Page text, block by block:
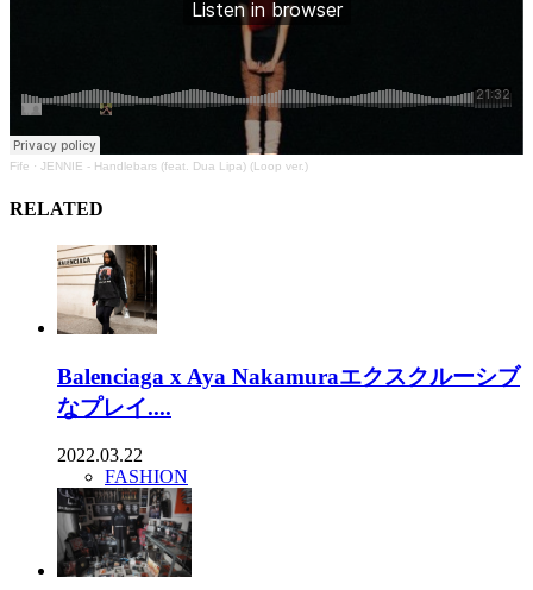
Fife · JENNIE - Handlebars (feat. Dua Lipa) (Loop ver.)
RELATED
Balenciaga x Aya Nakamuraエクスクルーシブ
なプレイ....
2022.03.22
FASHION